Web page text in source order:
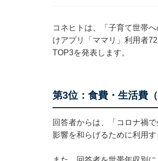
コネヒトは、「子育て世帯
けアプリ「ママリ」利用者
TOP3を発表します。
第3位：食費・生活費（
回答者からは、「コロナ禍
影響を和らげるために利用